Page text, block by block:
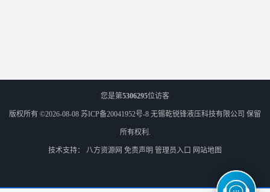
您是第5306295位访客
版权所有 ©2026-08-08 苏ICP备20041952号-8 无锡乾锐锋液压科技有限公司 保留
所有权利.
技术支持： 八方资源网 免责声明 管理员入口 网站地图